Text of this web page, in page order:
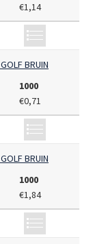
€1,14
BRUIN
1000
€0,71
BRUIN
1000
€1,84